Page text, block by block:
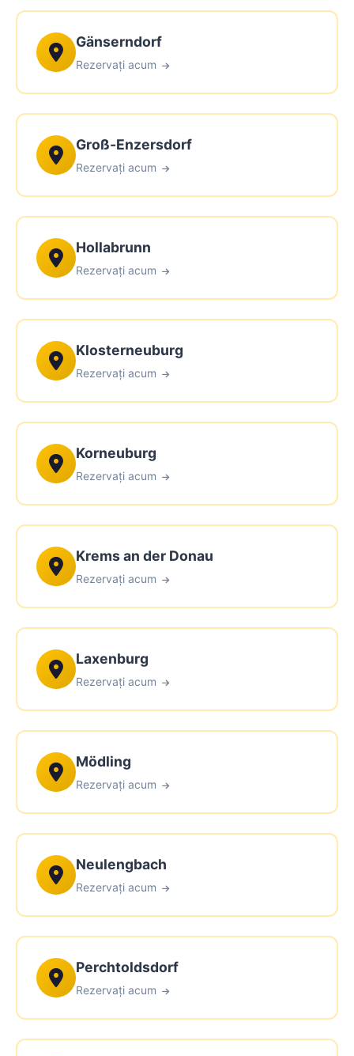
Gänserndorf
Rezervați acum
Groß-Enzersdorf
Rezervați acum
Hollabrunn
Rezervați acum
Klosterneuburg
Rezervați acum
Korneuburg
Rezervați acum
Krems an der Donau
Rezervați acum
Laxenburg
Rezervați acum
Mödling
Rezervați acum
Neulengbach
Rezervați acum
Perchtoldsdorf
Rezervați acum